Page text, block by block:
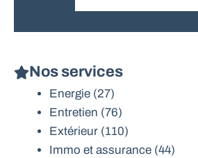
Nos services
Energie (27)
Entretien (76)
Extérieur (110)
Immo et assurance (44)